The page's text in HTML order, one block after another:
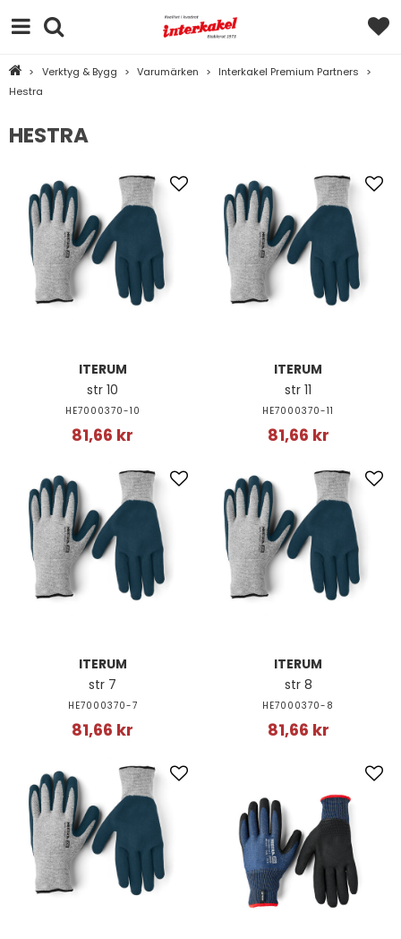
> Verktyg & Bygg > Varumärken > Interkakel Premium Partners
>
Hestra
HESTRA
ITERUM
str 10
HE7000370-10
81,66 kr
ITERUM
str 11
HE7000370-11
81,66 kr
ITERUM
str 7
HE7000370-7
81,66 kr
ITERUM
str 8
HE7000370-8
81,66 kr